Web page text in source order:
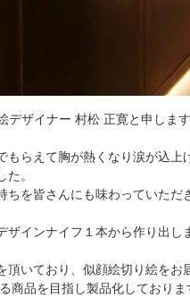
ザイナー 村松 正寛と申しま
らえて胸が熱くなり涙が込
。
を皆さんにも味わっていた
インナイフ１本から作り出
頂いており、似顔絵切り絵を
商品を目指し製品化しておりま